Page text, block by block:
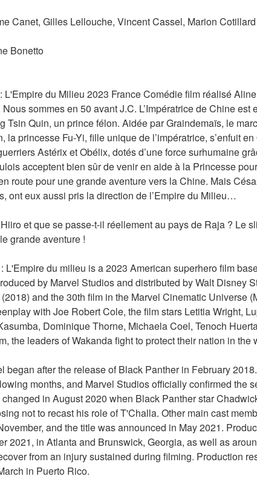
Canet, Gilles Lellouche, Vincent Cassel, Marion Cotillard
Bonetto
L'Empire du Milieu 2023 France Comédie film réalisé
sommes en 50 avant J.C. L’Impératrice de Chine est
Tsin Quin, un prince félon. Aidée par Graindemaïs, le
la princesse Fu-Yi, fille unique de l’impératrice, s’enfuit
Astérix et Obélix, dotés d’une force surhumaine
acceptent bien sûr de venir en aide à la Princesse
route pour une grande aventure vers la Chine. Mais
ont eux aussi pris la direction de l’Empire du Milieu…
et que se passe-t-il réellement au pays de Raja ? Le
grande aventure !
L'Empire du milieu is a 2023 American superhero film
by Marvel Studios and distributed by Walt Disney
and the 30th film in the Marvel Cinematic Universe
with Joe Robert Cole, the film stars Letitia Wright,
Dominique Thorne, Michaela Coel, Tenoch
the leaders of Wakanda fight to protect their nation in
began after the release of Black Panther in February
months, and Marvel Studios officially confirmed the
in August 2020 when Black Panther star
not to recast his role of T'Challa. Other main cast
and the title was announced in May 2021.
2021, in Atlanta and Brunswick, Georgia, as well as
from an injury sustained during filming. Production
in Puerto Rico.